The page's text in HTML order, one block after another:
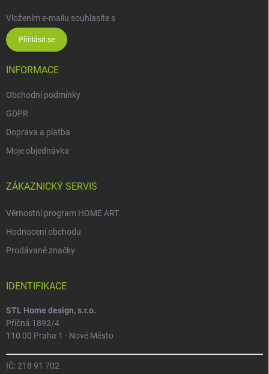
Vložením e-mailu souhlasíte s
Přihlásit se
INFORMACE
Obchodní podmínky
GDPR
Doprava a platba
Moje objednávka
ZÁKAZNICKÝ SERVIS
Věrnostní program HOME ART
Hodnocení obchodu
Prodávané značky
IDENTIFIKACE
STL Home design, s.r.o.
Příčná 1892/4
110 00 Praha 1 - Nové Město
IČ: 218 91 702